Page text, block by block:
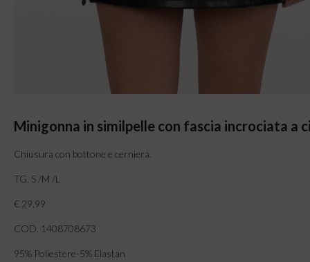
Minigonna in similpelle con fascia incrociata a
Chiusura con bottone e cerniera.
TG. S /M /L
€ 29,99
COD. 1408708673
95% Poliestere-5% Elastan